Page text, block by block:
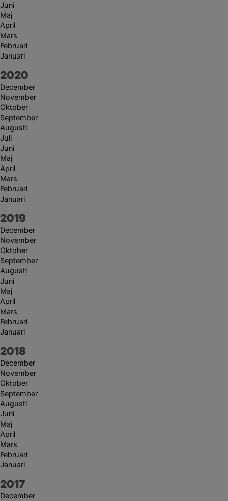
Juni
Maj
April
Mars
Februari
Januari
År:
2020
December
November
Oktober
September
Augusti
Juli
Juni
Maj
April
Mars
Februari
Januari
År:
2019
December
November
Oktober
September
Augusti
Juni
Maj
April
Mars
Februari
Januari
År:
2018
December
November
Oktober
September
Augusti
Juni
Maj
April
Mars
Februari
Januari
År:
2017
December